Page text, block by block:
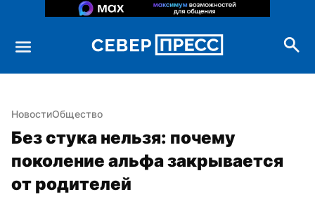
НовостиОбщество
Без стука нельзя: почему
поколение альфа закрывается
от родителей